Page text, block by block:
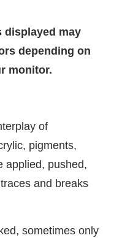
displayed may
depending on
monitor.
of
pigments,
applied, pushed,
and breaks
sometimes only